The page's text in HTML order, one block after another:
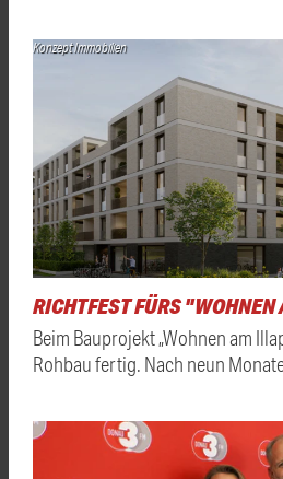
Konzept Immobilien
RICHTFEST FÜRS
Beim Bauprojekt „Wohnen am
Rohbau fertig. Nach neun